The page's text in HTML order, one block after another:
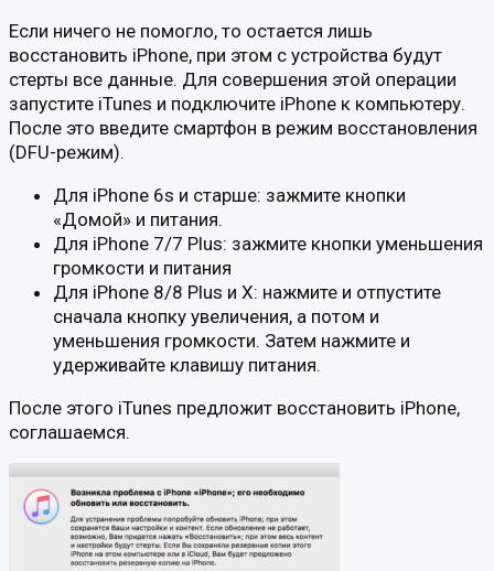
Если ничего не помогло, то остается лишь
восстановить iPhone, при этом с устройства будут
стерты все данные. Для совершения этой операции
запустите iTunes и подключите iPhone к компьютеру.
После это введите смартфон в режим восстановления
(DFU-режим).
Для iPhone 6s и старше: зажмите кнопки
«Домой» и питания.
Для iPhone 7/7 Plus: зажмите кнопки уменьшения
громкости и питания
Для iPhone 8/8 Plus и X: нажмите и отпустите
сначала кнопку увеличения, а потом и
уменьшения громкости. Затем нажмите и
удерживайте клавишу питания.
После этого iTunes предложит восстановить iPhone,
соглашаемся.